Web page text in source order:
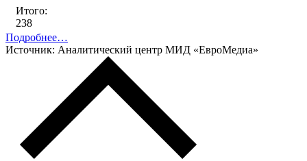
Итого:
238
Подробнее…
Источник: Аналитический центр МИД «ЕвроМедиа»